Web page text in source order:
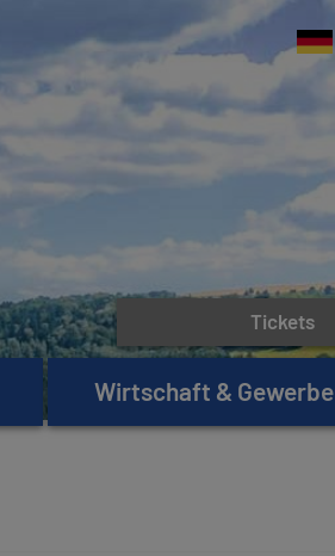
Wirtschaft & Gewerbe
Tickets